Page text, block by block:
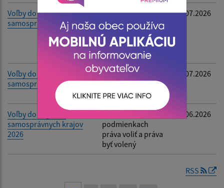
Voľby do orgánov
samosprávy obcí
Oznámenie o
utvorení
volebných
obvodov a určení
počtu poslancov
02.07.2026
Voľby do orgánov
samosprávy obcí 2026
Oznámenie o
určení počtu
obyvateľov
02.07.2026
Voľby do orgánov
samosprávnych krajov
2026
podmienkach
práva voliť a práva
byť volený
24.06.2026
RSS